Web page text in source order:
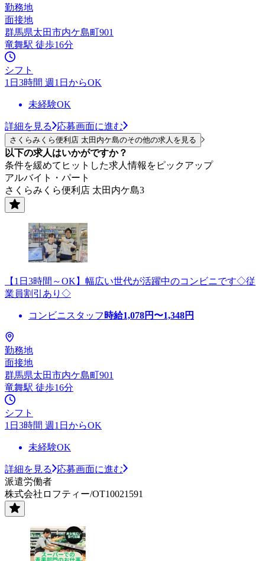
勤務地
面接地
群馬県太田市内ケ島町901
竜舞駅 徒歩16分
シフト
1日3時間 週1日からOK
未経験OK
詳細を見る 応募画面に進む
さくらみくら便利店 太田内ケ島のその他の求人を見る
以下の求人はいかがですか？
条件を緩めてヒットした求人情報をピックアップ
アルバイト・パート
さくらみくら便利店 太田内ケ島3
【1日3時間～OK】幅広い世代が活躍中のコンビニです◇従
業員割引あり◇
コンビニスタッフ 時給1,078円〜1,348円
勤務地
面接地
群馬県太田市内ケ島町901
竜舞駅 徒歩16分
シフト
1日3時間 週1日からOK
未経験OK
詳細を見る
応募画面に進む
派遣労働者
株式会社ロフティー/OT10021591